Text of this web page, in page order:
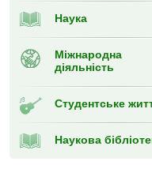
Наука
Міжнародна
діяльність
Студентське
Наукова